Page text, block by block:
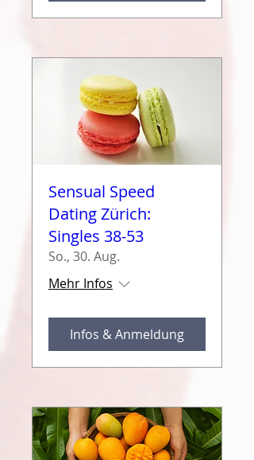
Sensual Speed
Dating Zürich:
Singles 38-53
So., 30. Aug.
Mehr Infos
Infos & Anmeldung